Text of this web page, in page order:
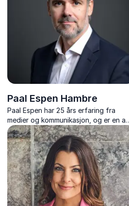
Paal Espen Hambre
Paal Espen har 25 års erfaring fra
medier og kommunikasjon, og er en av
Norges mest erfarne
kommunikasjonsrådgivere. Han er
spesialist på krisekommunikasjon,
mediehåndtering og strategisk
kommunikasjo...